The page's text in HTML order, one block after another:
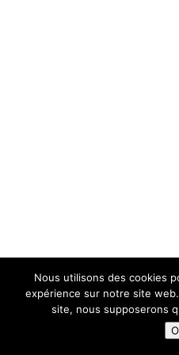
Nous utilisons des cookies
expérience sur notre site
site, nous supposerons